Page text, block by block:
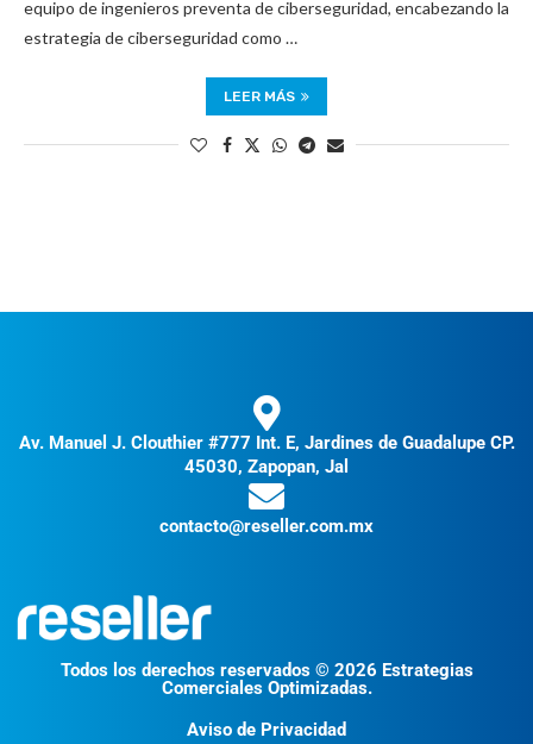
equipo de ingenieros preventa de ciberseguridad, encabezando la
estrategia de ciberseguridad como …
LEER MÁS
Av. Manuel J. Clouthier #777 Int. E, Jardines de Guadalupe CP.
45030, Zapopan, Jal
contacto@reseller.com.mx
Todos los derechos reservados © 2026 Estrategias
Comerciales Optimizadas.
Aviso de Privacidad